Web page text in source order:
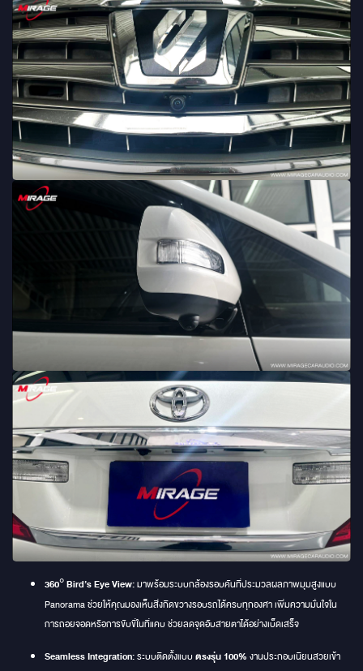
360° Bird’s Eye View:มาพร้อมระบบกล้องรอบคันที่ประมวลผลภาพมุมสูงแบบ
Panorama ช่วยให้คุณมองเห็นสิ่งกีดขวางรอบรถได้ครบทุกองศา เพิ่มความมั่นใจใน
การถอยจอดหรือการขับขี่ในที่แคบ ช่วยลดจุดอับสายตาได้อย่างเบ็ดเสร็จ
Seamless Integration:ระบบติดตั้งแบบ ตรงรุ่น 100% งานประกอบเนียนสวยเข้า